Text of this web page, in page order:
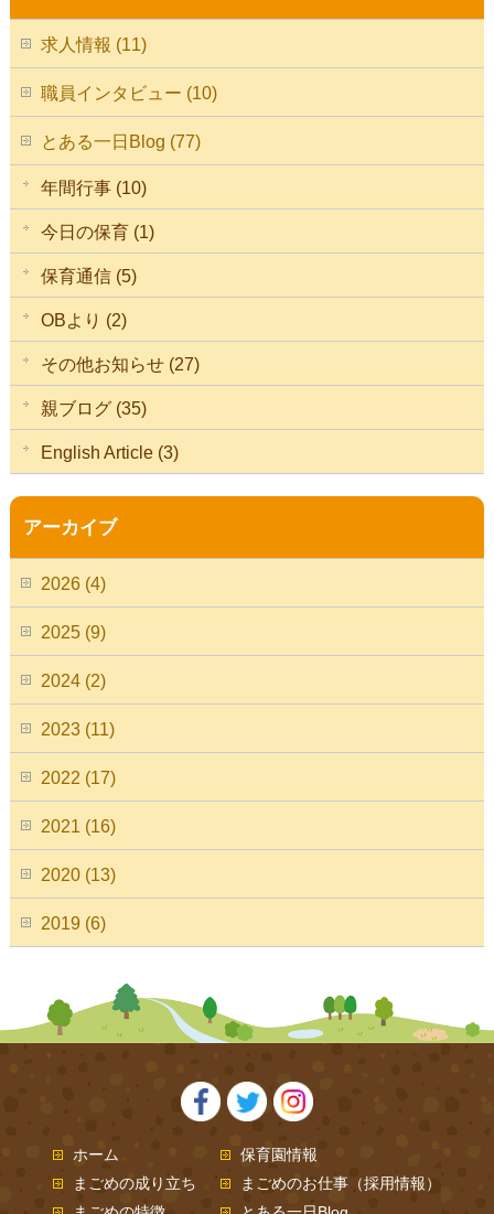
求人情報 (11)
職員インタビュー (10)
とある一日Blog (77)
年間行事 (10)
今日の保育 (1)
保育通信 (5)
OBより (2)
その他お知らせ (27)
親ブログ (35)
English Article (3)
アーカイブ
2026 (4)
2025 (9)
2024 (2)
2023 (11)
2022 (17)
2021 (16)
2020 (13)
2019 (6)
ホーム
まごめの成り立ち
保育園情報
まごめのお仕事（採用情報）